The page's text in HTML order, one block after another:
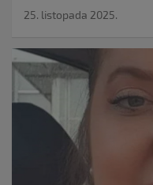
25. listopada 2025.